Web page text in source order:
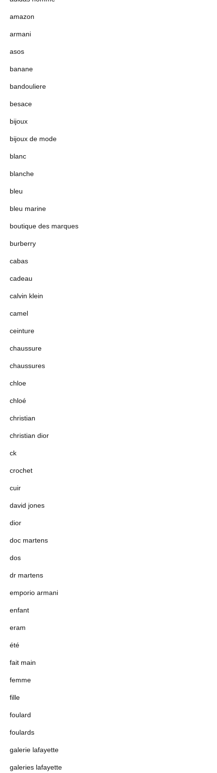
amazon
armani
asos
banane
bandouliere
besace
bijoux
bijoux de mode
blanc
blanche
bleu
bleu marine
boutique des marques
burberry
cabas
cadeau
calvin klein
camel
ceinture
chaussure
chaussures
chloe
chloé
christian
christian dior
ck
crochet
cuir
david jones
dior
doc martens
dos
dr martens
emporio armani
enfant
eram
été
fait main
femme
fille
foulard
foulards
galerie lafayette
galeries lafayette